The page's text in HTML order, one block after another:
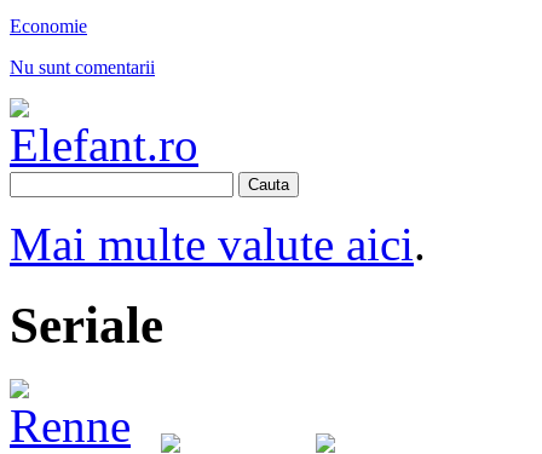
Economie
Nu sunt comentarii
Cauta
Mai multe valute aici.
Seriale